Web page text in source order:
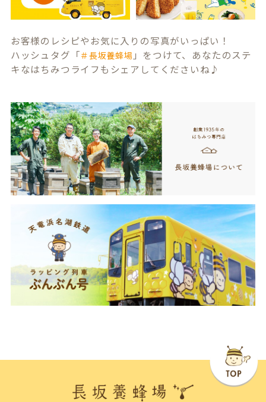
お客様のレシピやお気に入りの写真がいっぱい！
ハッシュタグ「＃長坂養蜂場 」をつけて、あなたのステ
キなはちみつライフもシェアしてくださいね♪